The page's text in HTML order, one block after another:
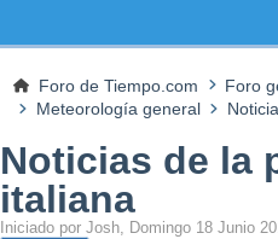
Foro de Tiempo.com
Foro
Meteorología general
Noticias de la
italiana
Iniciado por Josh, Domingo 18 Junio